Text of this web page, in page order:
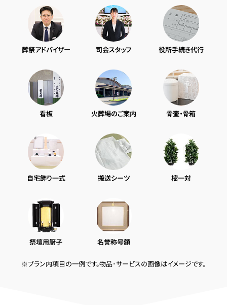
葬祭アドバイザー 司会スタッフ 役所手続き代行
看板 火葬場のご案内 骨壷・骨箱
自宅飾り一式 搬送シーツ 樒一対
祭壇用厨子 名誉称号額
※プラン内項目の一例です。物品･サービスの画像はイメージです。